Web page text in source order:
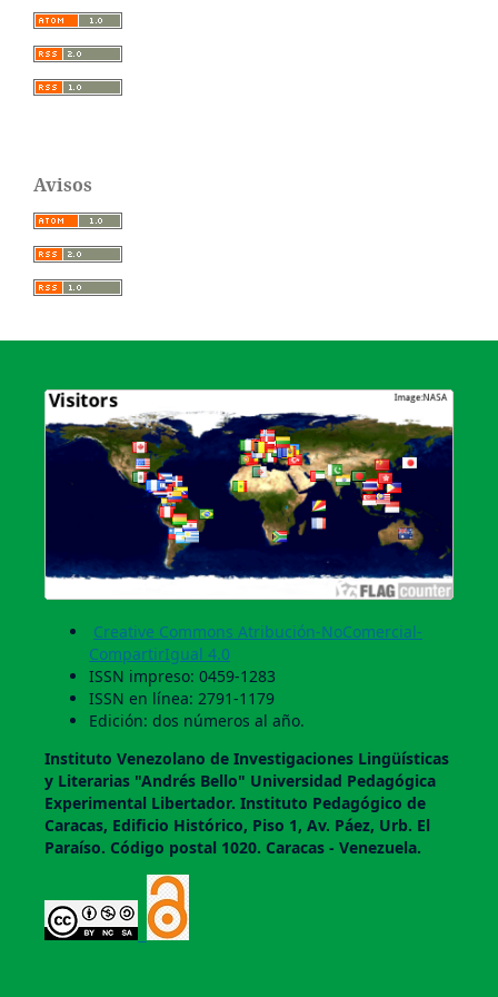
Avisos
Creative Commons Atribución-NoComercial-
CompartirIgual 4.0
ISSN impreso: 0459-1283
ISSN en línea: 2791-1179
Edición: dos números al año.
Instituto Venezolano de Investigaciones Lingüí­sticas
y Literarias "Andrés Bello" Universidad Pedagógica
Experimental Libertador. Instituto Pedagógico de
Caracas, Edificio Histórico, Piso 1, Av. Páez, Urb. El
Paraí­so. Código postal 1020. Caracas - Venezuela.